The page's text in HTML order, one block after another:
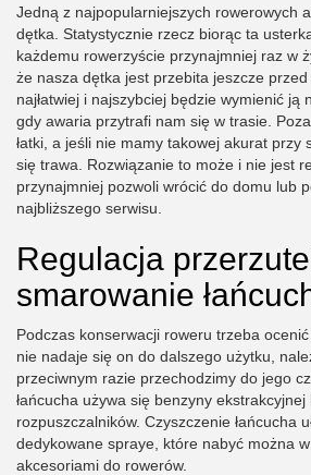
Jedną z najpopularniejszych rowerowych
dętka. Statystycznie rzecz biorąc ta
każdemu rowerzyście przynajmniej raz w
że nasza dętka jest przebita jeszcze
najłatwiej i najszybciej będzie wymienić ją
gdy awaria przytrafi nam się w trasie.
łatki, a jeśli nie mamy takowej akurat przy
się trawa. Rozwiązanie to może i nie jest
przynajmniej pozwoli wrócić do domu lub
najbliższego serwisu.
Regulacja
smarowanie
Podczas konserwacji roweru trzeba
nie nadaje się on do dalszego użytku,
przeciwnym razie przechodzimy do jego
łańcucha używa się benzyny
rozpuszczalników. Czyszczenie łańcucha
dedykowane spraye, które nabyć można
akcesoriami do rowerów.